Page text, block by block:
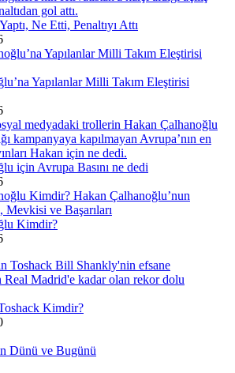
Ne Etti, Penaltıyı Attı
Yapılanlar Milli Takım Eleştirisi
için Avrupa Basını ne dedi
Kimdir?
Kimdir?
Dünü ve Bugünü